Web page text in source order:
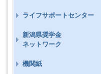
ライフサポートセンター
新潟県奨学金
ネットワーク
機関紙